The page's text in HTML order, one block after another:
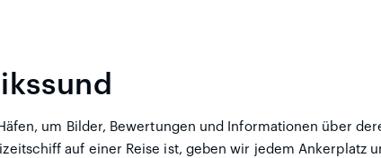
um Bilder, Bewertungen und Informationen über
auf einer Reise ist, geben wir jedem Ankerplatz